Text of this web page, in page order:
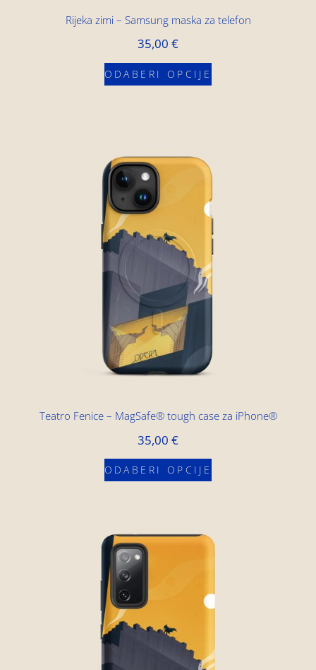
Rijeka zimi – Samsung maska za telefon
35,00 €
ODABERI OPCIJE
Teatro Fenice – MagSafe® tough case za iPhone®
35,00 €
ODABERI OPCIJE